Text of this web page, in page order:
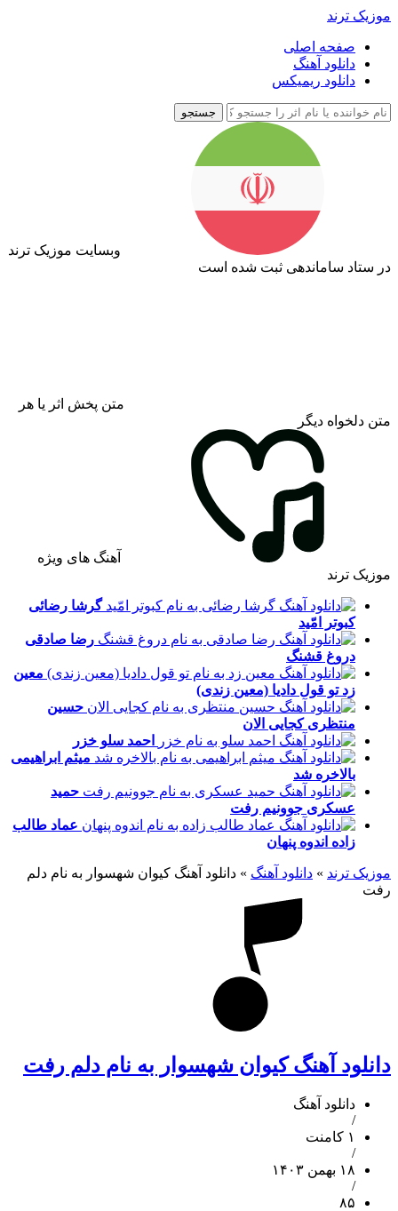
موزیک ترند
صفحه اصلی
دانلود آهنگ
دانلود ریمیکس
جستجو
وبسایت موزیک ترند
در ستاد ساماندهی ثبت شده است
متن پخش اثر یا هر
متن دلخواه دیگر
آهنگ های ویژه
موزیک ترند
گرشا رضائی
کبوتر امّید
رضا صادقی
دروغ قشنگ
معین
زدتو قول دادیا (معین زندی)
حسین
منتظریکجایی الان
احمد سلو خزر
میثم ابراهیمی
بالاخره شد
حمید
عسکری جوونیم رفت
عماد طالب
زاده اندوه پنهان
موزیک ترند » دانلود آهنگ » دانلود آهنگ کیوان شهسوار به نام دلم
رفت
دانلود آهنگ کیوان شهسوار به نام دلم رفت
دانلود آهنگ
/
۱ کامنت
/
۱۸ بهمن ۱۴۰۳
/
۸۵